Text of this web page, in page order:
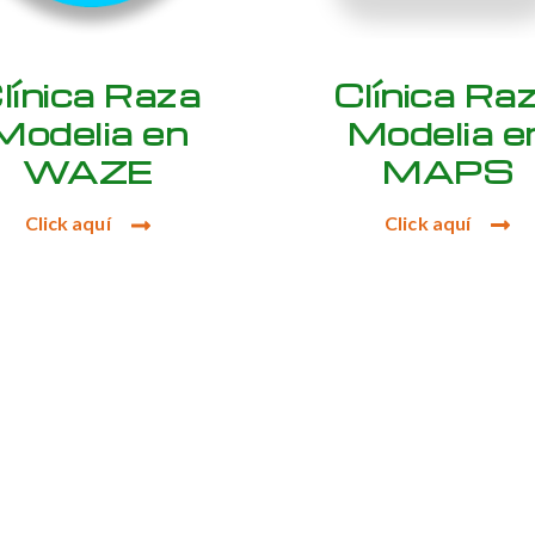
Raza
en
WAZE
Click aquí
Clínica
Modelia
MAPS
Click aquí